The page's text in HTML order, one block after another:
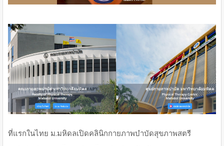
ที่แรกในไทย ม.มหิดลเปิดคลินิกกายภาพบำบัดสุขภาพสตรี